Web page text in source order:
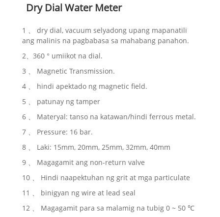
Dry Dial Water Meter
1 、 dry dial, vacuum selyadong upang mapanatili
ang malinis na pagbabasa sa mahabang panahon.
2、360 ° umiikot na dial.
3 、 Magnetic Transmission.
4 、 hindi apektado ng magnetic field.
5 、 patunay ng tamper
6 、 Materyal: tanso na katawan/hindi ferrous metal.
7 、 Pressure: 16 bar.
8 、 Laki: 15mm, 20mm, 25mm, 32mm, 40mm
9 、 Magagamit ang non-return valve
10 、 Hindi naapektuhan ng grit at mga particulate
11 、 binigyan ng wire at lead seal
12 、 Magagamit para sa malamig na tubig 0 ~ 50 ℃